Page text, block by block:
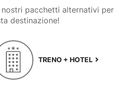
pacchetti alternativi per
destinazione!
TRENO + HOTEL